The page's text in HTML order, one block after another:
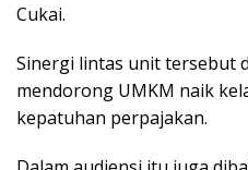
Cukai.
Sinergi lintas unit tersebut
mendorong UMKM naik
kepatuhan perpajakan.